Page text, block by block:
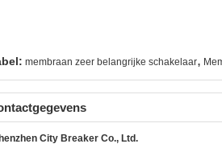
membraan zeer belangrijke schakelaar,
City Breaker Co., Ltd.